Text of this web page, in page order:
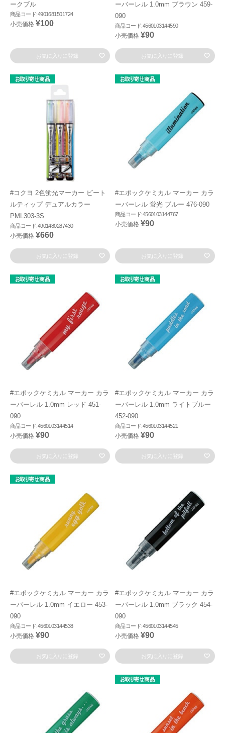
ークブル
商品コード:4901681501724
小売価格 ¥100
お気に入りに登録
ーバーレル 1.0mm ブラウン 459-
090
商品コード:4560103144590
小売価格 ¥90
お気に入りに登録
#コクヨ 2色蛍光マーカー ビート
ルティップ デュアルカラー
PML303-3S
商品コード:4901480287430
小売価格 ¥660
お気に入りに登録
#エポックケミカル マーカー カラ
ーバーレル 蛍光 ブルー 476-090
商品コード:4560103144767
小売価格 ¥90
お気に入りに登録
#エポックケミカル マーカー カラ
ーバーレル 1.0mm レッド 451-
090
商品コード:4560103144514
小売価格 ¥90
お気に入りに登録
#エポックケミカル マーカー カラ
ーバーレル 1.0mm ライトブルー
452-090
商品コード:4560103144521
小売価格 ¥90
お気に入りに登録
#エポックケミカル マーカー カラ
ーバーレル 1.0mm イエロー 453-
090
商品コード:4560103144538
小売価格 ¥90
お気に入りに登録
#エポックケミカル マーカー カラ
ーバーレル 1.0mm ブラック 454-
090
商品コード:4560103144545
小売価格 ¥90
お気に入りに登録